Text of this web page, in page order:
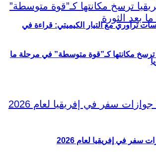
تراوري مع التيار الكيميتي: قراءة في
ترسخ مكانتها كـ”قوة متوسطة” في مرحلة ما